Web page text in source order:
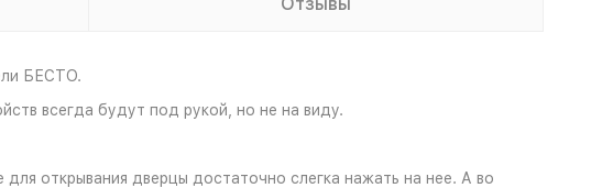
БЕСТО.
всегда будут под рукой, но не на виду.
открывания дверцы достаточно слегка нажать на нее. А во